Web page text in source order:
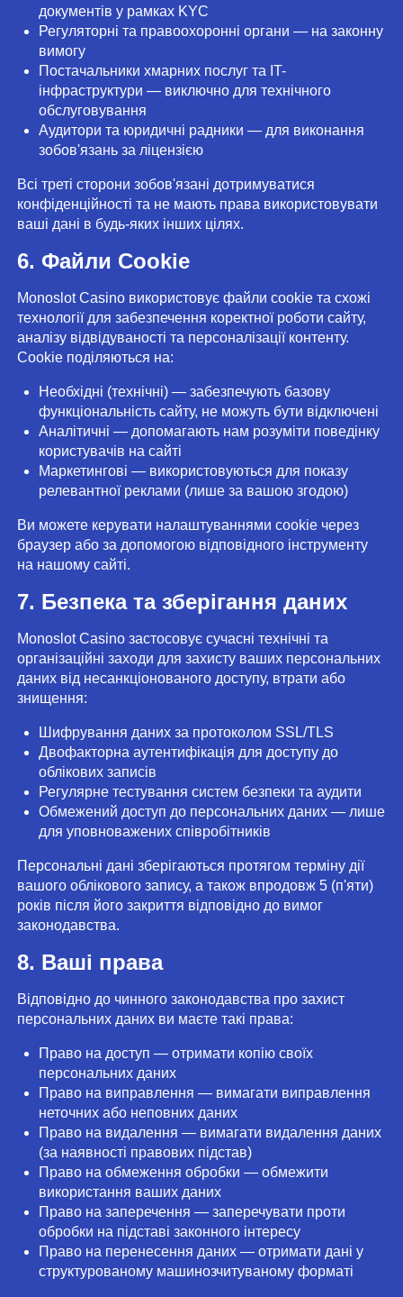
документів у рамках KYC
Регуляторні та правоохоронні органи — на законну
вимогу
Постачальники хмарних послуг та IT-
інфраструктури — виключно для технічного
обслуговування
Аудитори та юридичні радники — для виконання
зобов'язань за ліцензією
Всі треті сторони зобов'язані дотримуватися
конфіденційності та не мають права використовувати
ваші дані в будь-яких інших цілях.
6. Файли Cookie
Monoslot Casino використовує файли cookie та схожі
технології для забезпечення коректної роботи сайту,
аналізу відвідуваності та персоналізації контенту.
Cookie поділяються на:
Необхідні (технічні) — забезпечують базову
функціональність сайту, не можуть бути відключені
Аналітичні — допомагають нам розуміти поведінку
користувачів на сайті
Маркетингові — використовуються для показу
релевантної реклами (лише за вашою згодою)
Ви можете керувати налаштуваннями cookie через
браузер або за допомогою відповідного інструменту
на нашому сайті.
7. Безпека та зберігання даних
Monoslot Casino застосовує сучасні технічні та
організаційні заходи для захисту ваших персональних
даних від несанкціонованого доступу, втрати або
знищення:
Шифрування даних за протоколом SSL/TLS
Двофакторна аутентифікація для доступу до
облікових записів
Регулярне тестування систем безпеки та аудити
Обмежений доступ до персональних даних — лише
для уповноважених співробітників
Персональні дані зберігаються протягом терміну дії
вашого облікового запису, а також впродовж 5 (п'яти)
років після його закриття відповідно до вимог
законодавства.
8. Ваші права
Відповідно до чинного законодавства про захист
персональних даних ви маєте такі права:
Право на доступ — отримати копію своїх
персональних даних
Право на виправлення — вимагати виправлення
неточних або неповних даних
Право на видалення — вимагати видалення даних
(за наявності правових підстав)
Право на обмеження обробки — обмежити
використання ваших даних
Право на заперечення — заперечувати проти
обробки на підставі законного інтересу
Право на перенесення даних — отримати дані у
структурованому машинозчитуваному форматі